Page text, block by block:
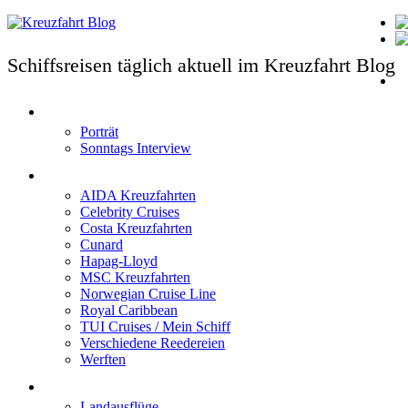
Schiffsreisen täglich aktuell im Kreuzfahrt Blog
Porträt
Sonntags Interview
AIDA Kreuzfahrten
Celebrity Cruises
Costa Kreuzfahrten
Cunard
Hapag-Lloyd
MSC Kreuzfahrten
Norwegian Cruise Line
Royal Caribbean
TUI Cruises / Mein Schiff
Verschiedene Reedereien
Werften